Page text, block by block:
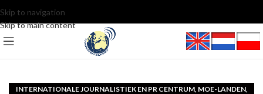
Skip to navigation
Skip to main content
INTERNATIONALE JOURNALISTIEK EN PR CENTRUM, MOE-LANDEN,